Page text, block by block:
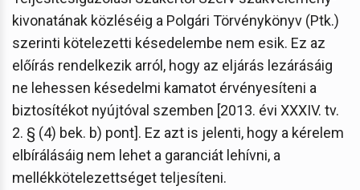
kivonatának közléséig a Polgári Törvénykönyv (Ptk.)
szerinti kötelezetti késedelembe nem esik. Ez az
előírás rendelkezik arról, hogy az eljárás lezárásáig
ne lehessen késedelmi kamatot érvényesíteni a
biztosítékot nyújtóval szemben [2013. évi XXXIV. tv.
2. § (4) bek. b) pont]. Ez azt is jelenti, hogy a kérelem
elbírálásáig nem lehet a garanciát lehívni, a
mellékkötelezettséget teljesíteni.